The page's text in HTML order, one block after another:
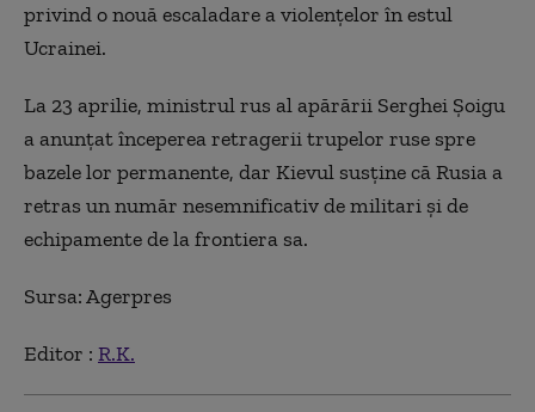
privind o nouă escaladare a violenţelor în estul
Ucrainei.
La 23 aprilie, ministrul rus al apărării Serghei Şoigu
a anunţat începerea retragerii trupelor ruse spre
bazele lor permanente, dar Kievul susţine că Rusia a
retras un număr nesemnificativ de militari şi de
echipamente de la frontiera sa.
Sursa: Agerpres
Editor : R.K.